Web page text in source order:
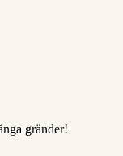
gränder!